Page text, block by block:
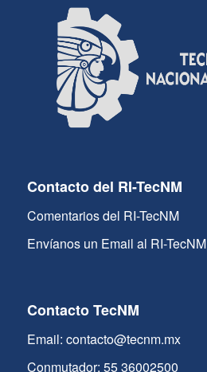
Contacto del RI-TecNM
Comentarios del RI-TecNM
Envíanos un Email al RI-TecNM
Contacto TecNM
Email: contacto@tecnm.mx
Conmutador: 55 36002500